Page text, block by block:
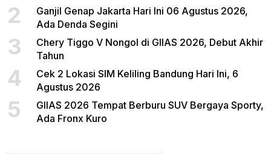
2
Ganjil Genap Jakarta Hari Ini 06 Agustus 2026,
Ada Denda Segini
3
Chery Tiggo V Nongol di GIIAS 2026, Debut Akhir
Tahun
4
Cek 2 Lokasi SIM Keliling Bandung Hari Ini, 6
Agustus 2026
5
GIIAS 2026 Tempat Berburu SUV Bergaya Sporty,
Ada Fronx Kuro